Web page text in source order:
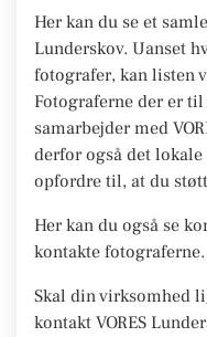
Her kan du se et
Lunderskov. Uanset
fotografer, kan listen
Fotograferne der er
samarbejder med
derfor også det
opfordre til, at du
Her kan du også se
kontakte fotograferne.
Skal din virksomhed
kontakt VORES